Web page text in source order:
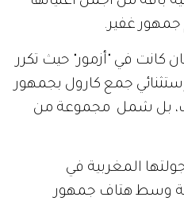
جمهور غفير.
كانت في "أزمور" حيث تكرر
جمع كارول بجمهور
بل شمل مجموعة من
المغربية في
وسط هتاف جمهور